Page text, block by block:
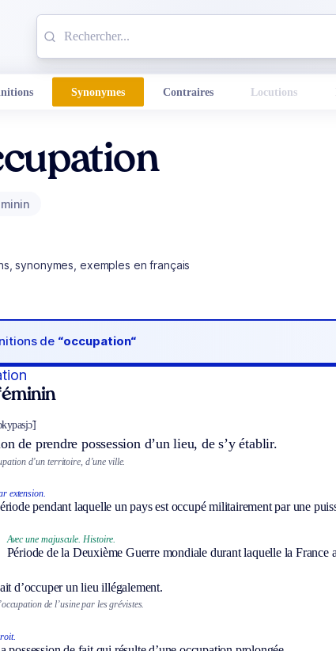
Synonymes Contraires Locutions
synonymes, exemples en français
de “occupation“
de prendre possession d’un lieu, de s’y établir.
d’un territoire, d’une ville.
extension.
pendant laquelle un pays est occupé militairement par une
Avec une majuscule. Histoire.
Période de la Deuxième Guerre mondiale durant laquelle la France
d’occuper un lieu illégalement.
de l’usine par les grévistes.